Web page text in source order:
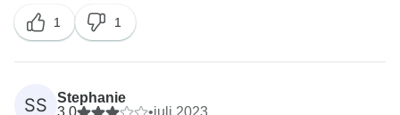
Collette's Traveler Relations Team
1 1
SS
Stephanie
3,0
•juli 2023